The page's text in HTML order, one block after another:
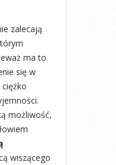
zalecają
ma to
się w
możliwość,
wiszącego